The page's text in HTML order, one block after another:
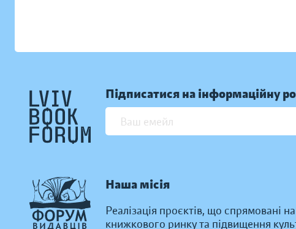
Підписатися на інформаційну
Наша місія
Реалізація проєктів, що спрямовані
книжкового ринку та підвищення